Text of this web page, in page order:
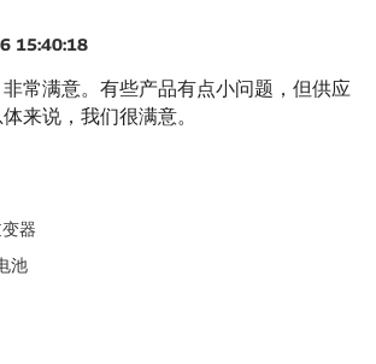
15:40:18
常满意。有些产品有点小问题，但供应
来说，我们很满意。
器
池